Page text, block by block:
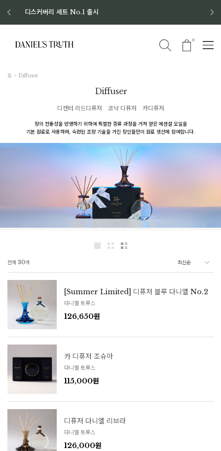
디스커버리 세트 No.1 출시
8월 이벤트 혜택
8월 증정품
신규회원 가입 혜택
0
홈 Diffuser
Diffuser
디켄터 리드디퓨저 코냑 디퓨저 카디퓨저
향의 전통성을 반영하기 위하여 특별한 증류 과정을 거쳐 얻은 에센셜 오일을
기본 원료로 사용하며, 숙련된 조향 기술을 가진 장인들만이 원료 생산에 참여합니다.
전체 30개
[Summer Limited] 디퓨저 블루 다니엘 No.2
다니엘 트루스
126,650원
카 디퓨저 조슈아
다니엘 트루스
115,000원
디퓨저 다니엘 리브라
다니엘 트루스
126,000원